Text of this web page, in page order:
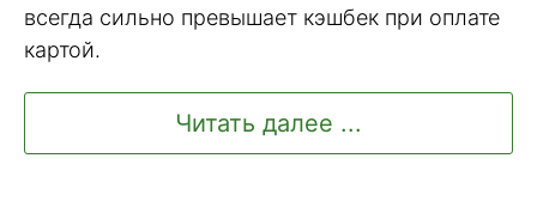
всегда сильно превышает кэшбек при оплате
картой.
Читать далее ...